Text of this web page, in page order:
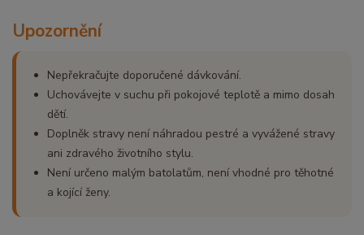
Upozornění
Nepřekračujte doporučené dávkování.
Uchovávejte v suchu při pokojové teplotě a mimo dosah
dětí.
Doplněk stravy není náhradou pestré a vyvážené stravy
ani zdravého životního stylu.
Není určeno malým batolatům, není vhodné pro těhotné
a kojící ženy.